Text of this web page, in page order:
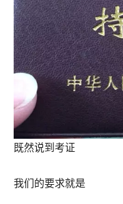
既然说到考证
我们的要求就是